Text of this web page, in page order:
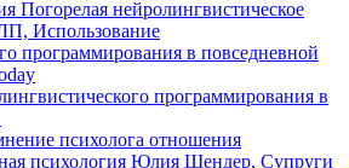
программирования в